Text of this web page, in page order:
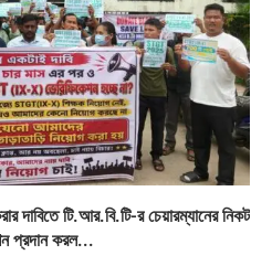
দাবিতে টি.আর.বি.টি-র চেয়ারম্যানের নিকট
প্রদান করল...